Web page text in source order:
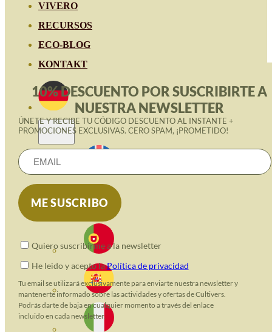
VIVERO
RECURSOS
ECO-BLOG
KONTAKT
10% DESCUENTO POR SUSCRIBIRTE A
NUESTRA NEWSLETTER
ÚNETE Y RECIBE TU CÓDIGO DESCUENTO AL INSTANTE +
PROMOCIONES EXCLUSIVAS. CERO SPAM, ¡PROMETIDO!
Quiero suscribirme a la newsletter
He leido y acepto laPolítica de privacidad
Tu email se utilizará exclusivamente para enviarte nuestra newsletter y
mantenerte informado sobre las actividades y ofertas de Cultivers.
Podrás darte de baja en cualquier momento a través del enlace
incluido en cada newsletter.